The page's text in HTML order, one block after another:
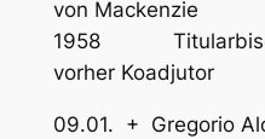
von
1958
vorher Koadjutor
09.01. + Gregorio